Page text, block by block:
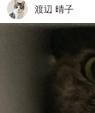
渡辺 晴子